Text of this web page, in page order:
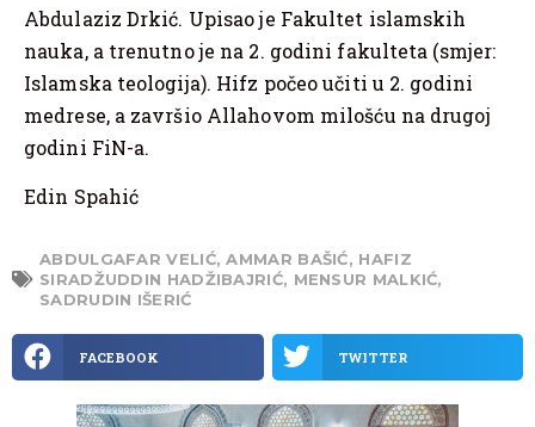
Abdulaziz Drkić. Upisao je Fakultet islamskih
nauka, a trenutno je na 2. godini fakulteta (smjer:
Islamska teologija). Hifz počeo učiti u 2. godini
medrese, a završio Allahovom milošću na drugoj
godini FiN-a.
Edin Spahić
ABDULGAFAR VELIĆ,AMMAR BAŠIĆ, HAFIZ
SIRADŽUDDIN HADŽIBAJRIĆ, MENSUR MALKIĆ,
SADRUDIN IŠERIĆ
FACEBOOK TWITTER